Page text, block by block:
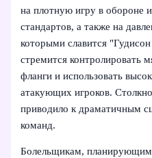
на плотную игру в обороне
стандартов, а также на
которыми славится
стремится контролировать
фланги и использовать
атакующих игроков.
приводило к драматичным
команд.
Болельщикам, планирующим